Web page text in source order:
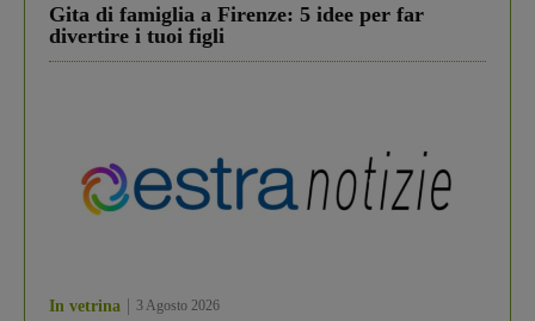
Gita di famiglia a Firenze: 5 idee per far
divertire i tuoi figli
In vetrina 3 Agosto 2026